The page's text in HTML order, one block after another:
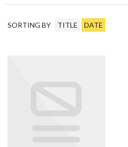
SORTING BY TITLE DATE